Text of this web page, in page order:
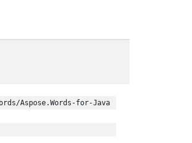
Aspose.Words-for-Java